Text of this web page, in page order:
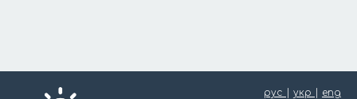
рус укр eng